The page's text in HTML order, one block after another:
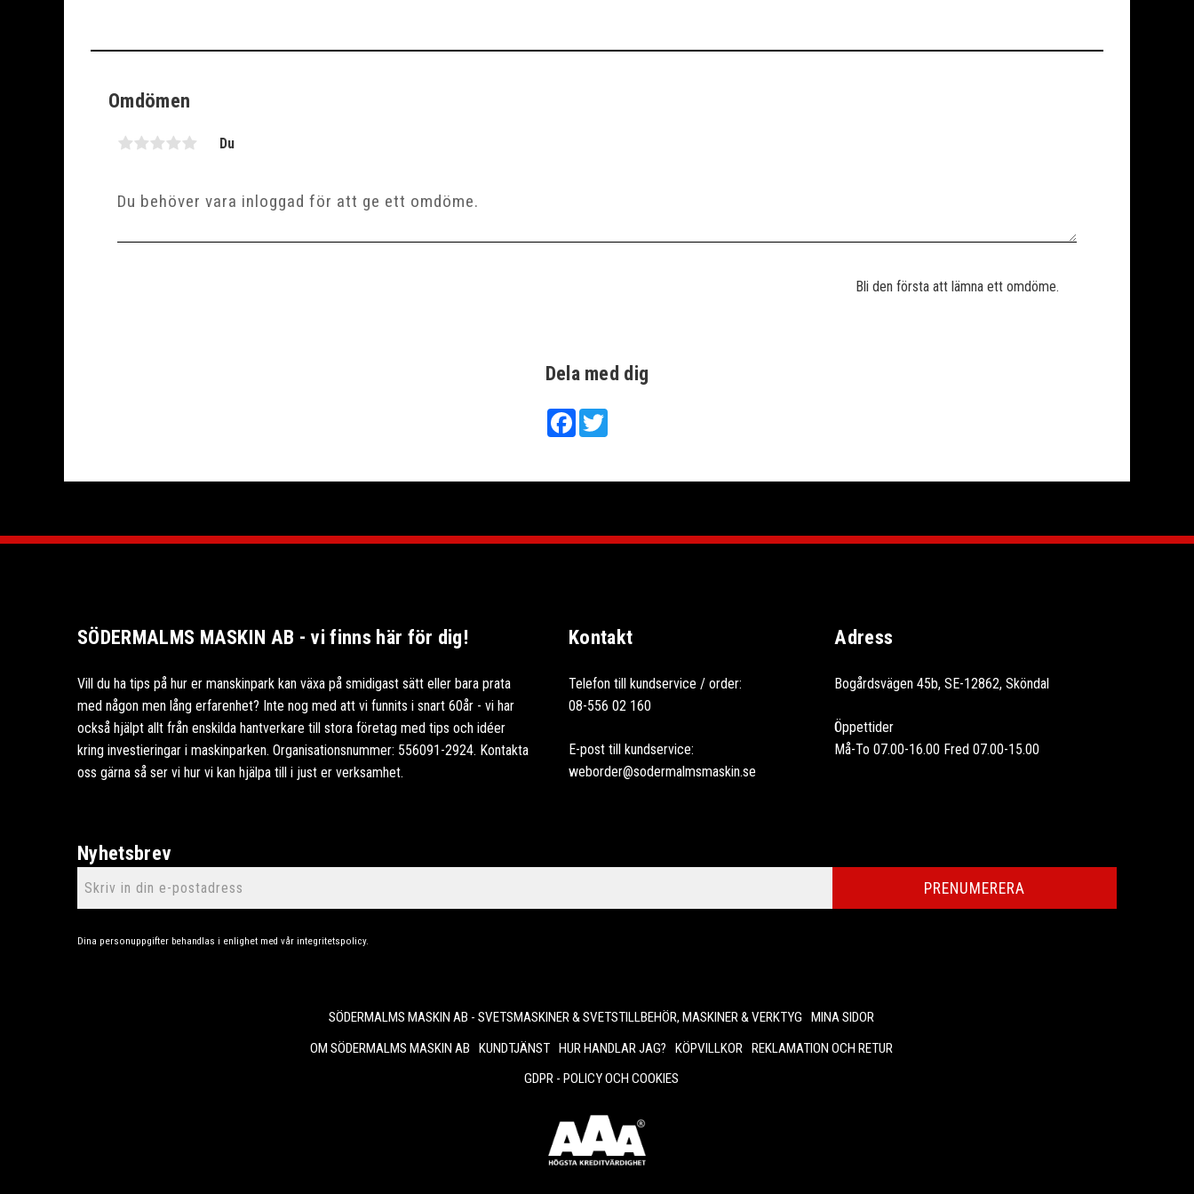
Dela med dig
FacebookTwitter
Omdömen
Du
Bli den första att lämna ett omdöme.
SÖDERMALMS MASKIN AB - vi finns här för dig!
Vill du ha tips på hur er manskinpark kan växa på smidigast sätt eller bara prata
med någon men lång erfarenhet? Inte nog med att vi funnits i snart 60år - vi har
också hjälpt allt från enskilda hantverkare till stora företag med tips och idéer
kring investieringar i maskinparken. Organisationsnummer: 556091-2924. Kontakta
oss gärna så ser vi hur vi kan hjälpa till i just er verksamhet.
Kontakt
Telefon till kundservice / order:
08-556 02 160
E-post till kundservice:
weborder@sodermalmsmaskin.se
Adress
Bogårdsvägen 45b, SE-12862, Sköndal
Öppettider
Må-To 07.00-16.00 Fred 07.00-15.00
Nyhetsbrev
PRENUMERERA
Dina personuppgifter behandlas i enlighet med vår integritetspolicy.
SÖDERMALMS MASKIN AB - SVETSMASKINER & SVETSTILLBEHÖR, MASKINER & VERKTYG
MINA SIDOR
OM SÖDERMALMS MASKIN AB
KUNDTJÄNST HUR HANDLAR JAG? KÖPVILLKOR REKLAMATION OCH RETUR
GDPR - POLICY OCH COOKIES